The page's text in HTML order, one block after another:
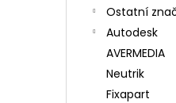
Ostatní
Autodesk
AVERMEDIA
Neutrik
Fixapart